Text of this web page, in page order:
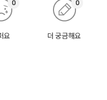
요
0
더 궁금해요
0